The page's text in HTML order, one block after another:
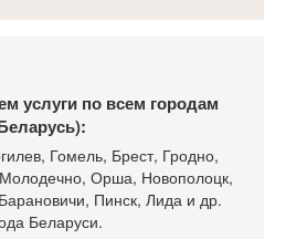
услуги по всем городам
Гомель, Брест, Гродно,
Орша, Новополоцк,
Пинск, Лида и др.
Беларуси.